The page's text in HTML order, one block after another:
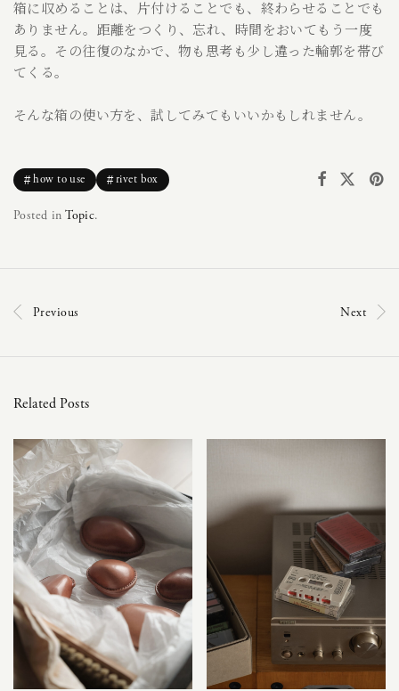
箱に収めることは、片付けることでも、終わらせることでも
ありません。距離をつくり、忘れ、時間をおいてもう一度
見る。その往復のなかで、物も思考も少し違った輪郭を帯び
てくる。
そんな箱の使い方を、試してみてもいいかもしれません。
how to use rivet box
Posted inTopic.
Previous Next
Related Posts